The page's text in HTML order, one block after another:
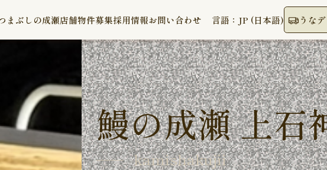
まぶしの成瀬店舗物件募集採用情報お問い合わせ 言語：JP (日本語) うな
鰻の成瀬 上石
kamishakujii